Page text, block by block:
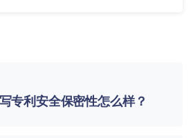
专利安全保密性怎么样？